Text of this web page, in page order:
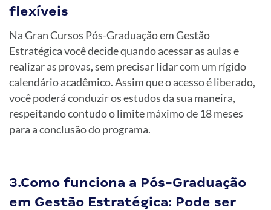
flexíveis
Na Gran Cursos Pós-Graduação em Gestão
Estratégica você decide quando acessar as aulas e
realizar as provas, sem precisar lidar com um rígido
calendário acadêmico. Assim que o acesso é liberado,
você poderá conduzir os estudos da sua maneira,
respeitando contudo o limite máximo de 18 meses
para a conclusão do programa.
3.Como funciona a Pós-Graduação
em Gestão Estratégica: Pode ser